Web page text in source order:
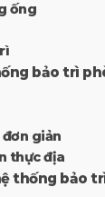
ống
bảo trì
giản
thực địa
thống bảo